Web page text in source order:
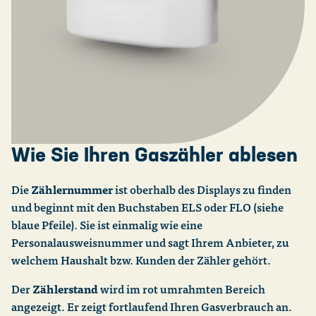
Wie Sie Ihren Gaszähler ablesen
DieZählernummerist oberhalb des Displays zu finden
und beginnt mit den Buchstaben ELS oder FLO (siehe
blaue Pfeile). Sie ist einmalig wie eine
Personalausweisnummer und sagt Ihrem Anbieter, zu
welchem Haushalt bzw. Kunden der Zähler gehört.
DerZählerstandwird im rot umrahmten Bereich
angezeigt. Er zeigt fortlaufend Ihren Gasverbrauch an.